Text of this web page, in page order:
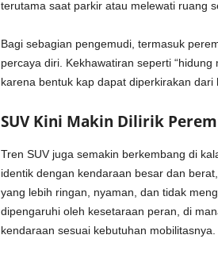
terutama saat parkir atau melewati ruang
Bagi sebagian pengemudi, termasuk
percaya diri. Kekhawatiran seperti
karena bentuk kap dapat diperkirakan dari
SUV Kini Makin Dilirik
Tren SUV juga semakin berkembang di
identik dengan kendaraan besar dan
yang lebih ringan, nyaman, dan tidak
dipengaruhi oleh kesetaraan peran, di
kendaraan sesuai kebutuhan mobilitasnya.